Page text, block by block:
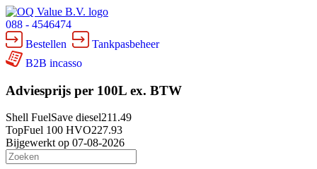
088 - 4546474
Bestellen
Tankpasbeheer
B2B incasso
Adviesprijs per 100L ex. BTW
Shell FuelSave diesel211.49
TopFuel 100 HVO227.93
Bijgewerkt op 07-08-2026